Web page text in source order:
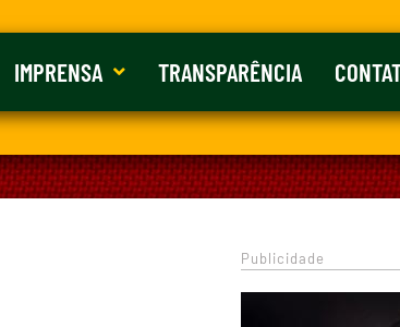
IMPRENSA TRANSPARÊNCIA
Publicidade